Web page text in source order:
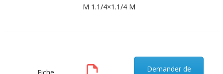
M 1.1/4×1.1/4 M
Demander de